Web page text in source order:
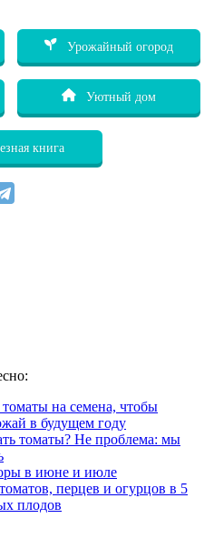
Урожайный огород
Уютный дом
книга
на семена, чтобы
в будущем году
томаты? Не проблема: мы
в июне и июле
перцев и огурцов в 5
плодов